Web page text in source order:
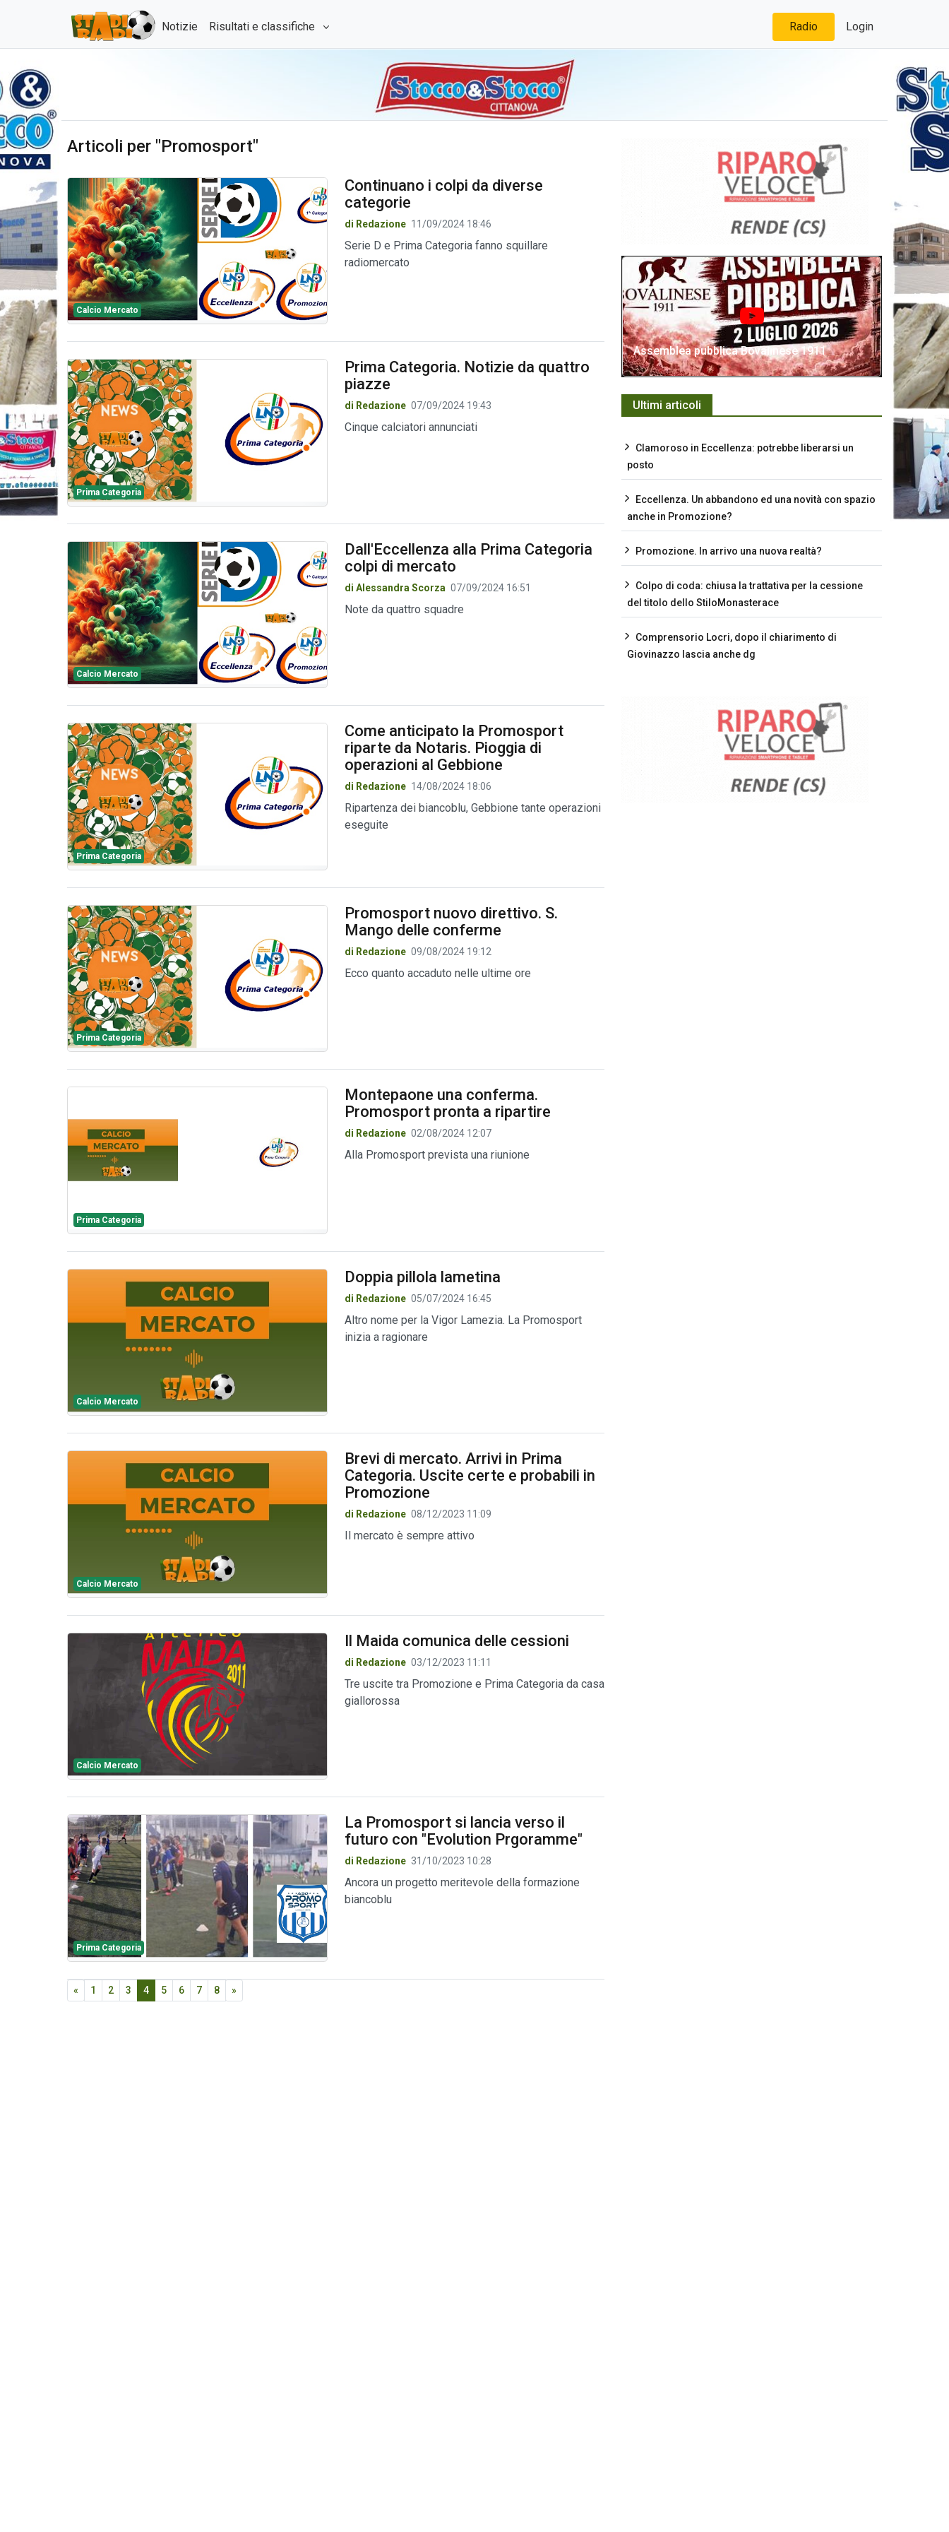
Notizie Risultati e classifiche Radio Login
Articoli per "Promosport"
Calcio Mercato
Continuano i colpi da diverse
categorie
di Redazione 11/09/2024 18:46
Serie D e Prima Categoria fanno squillare
radiomercato
Prima Categoria
Prima Categoria. Notizie da quattro
piazze
di Redazione 07/09/2024 19:43
Cinque calciatori annunciati
Calcio Mercato
Dall'Eccellenza alla Prima Categoria
colpi di mercato
di Alessandra Scorza 07/09/2024 16:51
Note da quattro squadre
Prima Categoria
Come anticipato la Promosport
riparte da Notaris. Pioggia di
operazioni al Gebbione
di Redazione 14/08/2024 18:06
Ripartenza dei biancoblu, Gebbione tante operazioni
eseguite
Prima Categoria
Promosport nuovo direttivo. S.
Mango delle conferme
di Redazione 09/08/2024 19:12
Ecco quanto accaduto nelle ultime ore
Prima Categoria
Montepaone una conferma.
Promosport pronta a ripartire
di Redazione 02/08/2024 12:07
Alla Promosport prevista una riunione
Calcio Mercato
Doppia pillola lametina
di Redazione 05/07/2024 16:45
Altro nome per la Vigor Lamezia. La Promosport
inizia a ragionare
Calcio Mercato
Brevi di mercato. Arrivi in Prima
Categoria. Uscite certe e probabili in
Promozione
di Redazione 08/12/2023 11:09
Il mercato è sempre attivo
Calcio Mercato
Il Maida comunica delle cessioni
di Redazione 03/12/2023 11:11
Tre uscite tra Promozione e Prima Categoria da casa
giallorossa
Prima Categoria
La Promosport si lancia verso il
futuro con "Evolution Prgoramme"
di Redazione 31/10/2023 10:28
Ancora un progetto meritevole della formazione
biancoblu
« 1 2 3 4 5 6 7 8 »
Assemblea pubblica Bovalinese 1911
Ultimi articoli
Clamoroso in Eccellenza: potrebbe liberarsi un
posto
Eccellenza. Un abbandono ed una novità con spazio
anche in Promozione?
Promozione. In arrivo una nuova realtà?
Colpo di coda: chiusa la trattativa per la cessione
del titolo dello StiloMonasterace
Comprensorio Locri, dopo il chiarimento di
Giovinazzo lascia anche dg